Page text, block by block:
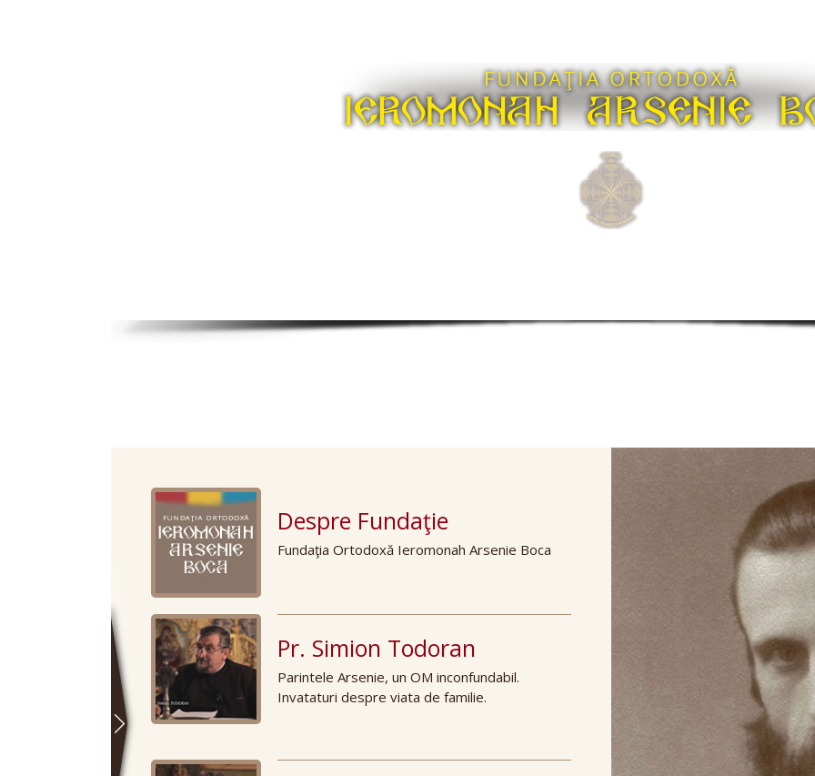
"Sunt multe chipuri de a intra în împărăţia lui Dumnezeu, dar numai o
Despre Fundaţie
Fundaţia Ortodoxă Ieromonah Arsenie Boca
Pr. Simion Todoran
Parintele Arsenie, un OM inconfundabil.
Invataturi despre viata de familie.